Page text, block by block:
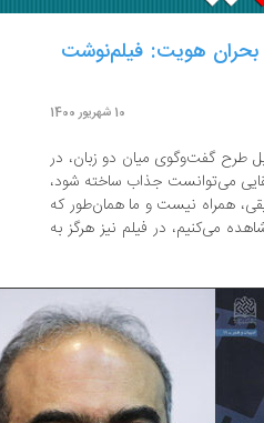
هویت: فیلم‌نوشت
میان دو زبان، در
جذاب ساخته شود،
نیست و ما همان‌طور که
در فیلم نیز هرگز به